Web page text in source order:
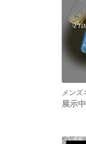
展示中